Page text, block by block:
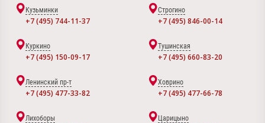
Кузьминки
+7 (495) 744-11-37
Строгино
+7 (495) 846-00-14
Куркино
+7 (495) 150-09-17
Тушинская
+7 (495) 660-83-20
Ленинский пр-т
+7 (495) 477-33-82
Ховрино
+7 (495) 477-66-78
Лихоборы Царицыно